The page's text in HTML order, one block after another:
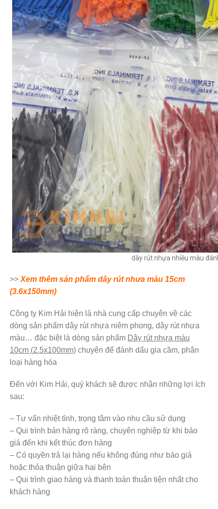
dây rút nhựa nhiều màu
>> Xem thêm sản phẩm dây rút nhưa màu 15cm
(3.6x150mm)
Công ty Kim Hải hiện là nhà cung cấp chuyên về các
dòng sản phẩm dây rút nhựa niêm phong, dây rút nhựa
màu… đặc biệt là dòng sản phẩm Dây rút nhựa màu
10cm (2.5x100mm) chuyên để đánh dấu gia cầm, phân
loại hàng hóa
Đến với Kim Hải, quý khách sẽ được nhận những lợi ích
sau:
– Tư vấn nhiệt tình, trọng tâm vào nhu cầu sử dụng
– Qui trình bán hàng rõ ràng, chuyên nghiệp từ khi báo
giá đến khi kết thúc đơn hàng
– Có quyền trả lại hàng nếu không đúng như báo giá
hoặc thỏa thuận giữa hai bên
– Qui trình giao hàng và thanh toán thuận tiện nhất cho
khách hàng